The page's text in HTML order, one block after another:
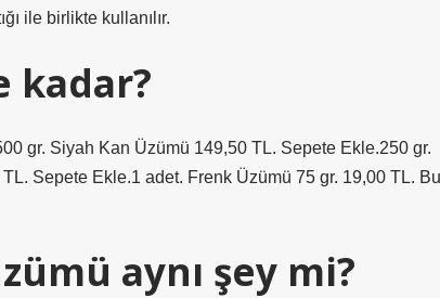
ile birlikte kullanılır.
kadar?
gr. Siyah Kan Üzümü 149,50 TL. Sepete Ekle.250 gr.
Sepete Ekle.1 adet. Frenk Üzümü 75 gr. 19,00 TL. Bu
aynı şey mi?